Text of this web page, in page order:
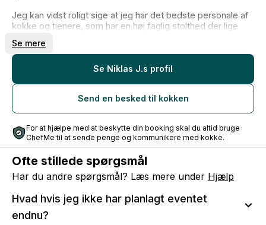
Jeg kan vidst roligt sige at jeg har det bedste personale af
kokke og tjenere, som har en høj faglig stolthed der lige
oplevelse med á la maison dining.
Når vi kommer ud og laver en private dining vil vi give dig en
restaurantoplevelse i hjemlige omgivelser, hvor vi står for
alt lige fra indkøb til madlavning, servering, præsentation,
afrydning og opvask så du bare skal læne dig tilbage og
være tilstede for dine gæster!
Vi har til september 2024 afviklet vores 50. bryllup, så det
er noget vi og vores personale er ved at være rigtig gode
til!
Vi tilbyder alt fra en bryllupsmenu til en hel pakkeløsning
hvor vi står for alt fra reception til natmad samt brunch
Jeg har en stor passion for mit fag og for håndværket og
en kæmpe respekt for de råvarer jeg arbejder med.
Se mere
Se Niklas J.s profil
Send en besked til kokken
For at hjælpe med at beskytte din booking skal du altid bruge
ChefMe til at sende penge og kommunikere med kokke.
Ofte stillede spørgsmål
Har du andre spørgsmål? Læs mere under Hjælp
Hvad hvis jeg ikke har planlagt eventet
endnu?